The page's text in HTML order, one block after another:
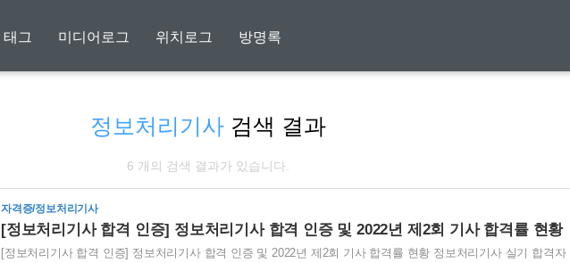
태그 미디어로그 위치로그 방명록
정보처리기사 검색 결과
6 개의 검색 결과가 있습니다.
자격증/정보처리기사
[정보처리기사 합격 인증] 정보처리기사 합격 인증 및 2022년 제2회 기사 합격률 현황
[정보처리기사 합격 인증] 정보처리기사 합격 인증 및 2022년 제2회 기사 합격률 현황 정보처리기사 실기 합격자